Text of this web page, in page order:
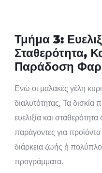
Τμήμα 3:
Σταθερότητα,
Παράδοση
Ενώ οι μαλακές γέλη
διαλυτότητας, Τα
ευελιξία και
παράγοντες για
διάρκεια ζωής ή
προγράμματα.